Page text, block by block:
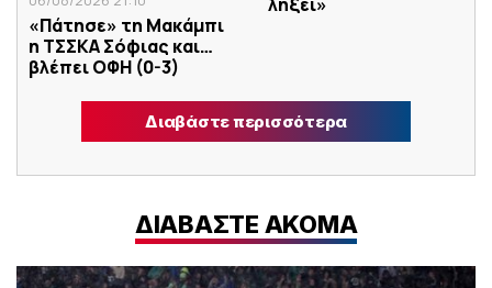
«Πάτησε» τη Μακάμπι
η ΤΣΣΚΑ Σόφιας και…
βλέπει ΟΦΗ (0-3)
Διαβάστε περισσότερα
ΔΙΑΒΑΣΤΕ ΑΚΟΜΑ